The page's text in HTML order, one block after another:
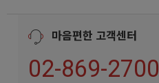
마음편한 고객센터
02-869-2700